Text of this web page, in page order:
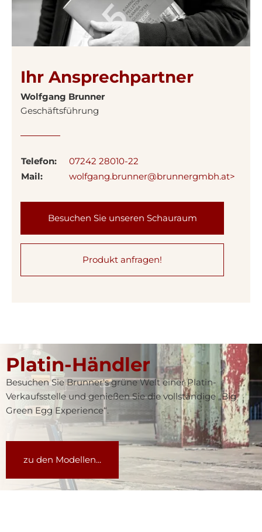
Ihr Ansprechpartner
Wolfgang Brunner
Geschäftsführung
Telefon:
07242 28010-22
Mail:
wolfgang.brunner@brunnergmbh.at>
Besuchen Sie unseren Schauraum
Produkt anfragen!
Platin-Händler
Besuchen Sie Brunner's grüne Welt einer Platin-
Verkaufsstelle und genießen Sie die vollständige „Big
Green Egg Experience“.
zu den Modellen...